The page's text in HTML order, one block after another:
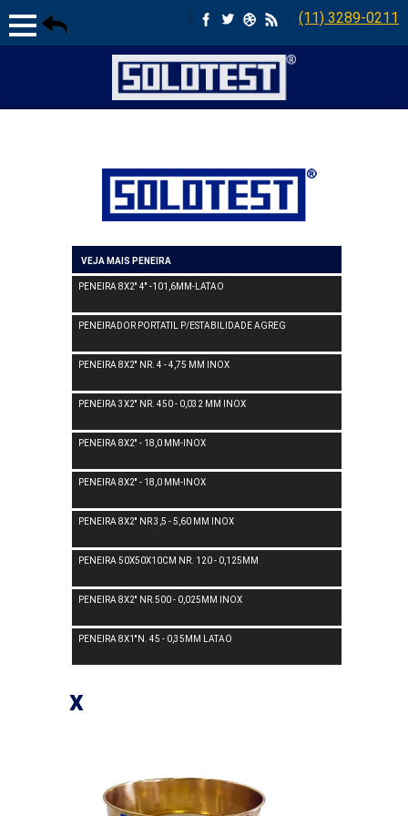
| (11) 3289-0211
VEJA MAIS PENEIRA
PENEIRA 8X2'' 4'' -101,6MM-LATAO
PENEIRADOR PORTATIL P/ESTABILIDADE AGREG
PENEIRA 8X2'' NR. 4 - 4,75 MM INOX
PENEIRA 3X2'' NR. 450 - 0,032 MM INOX
PENEIRA 8X2'' - 18,0 MM-INOX
PENEIRA 8X2'' - 18,0 MM-INOX
PENEIRA 8X2'' NR 3,5 - 5,60 MM INOX
PENEIRA 50X50X10CM NR. 120 - 0,125MM
PENEIRA 8X2'' NR.500 - 0,025MM INOX
PENEIRA 8X1''N. 45 - 0,35MM LATAO
x